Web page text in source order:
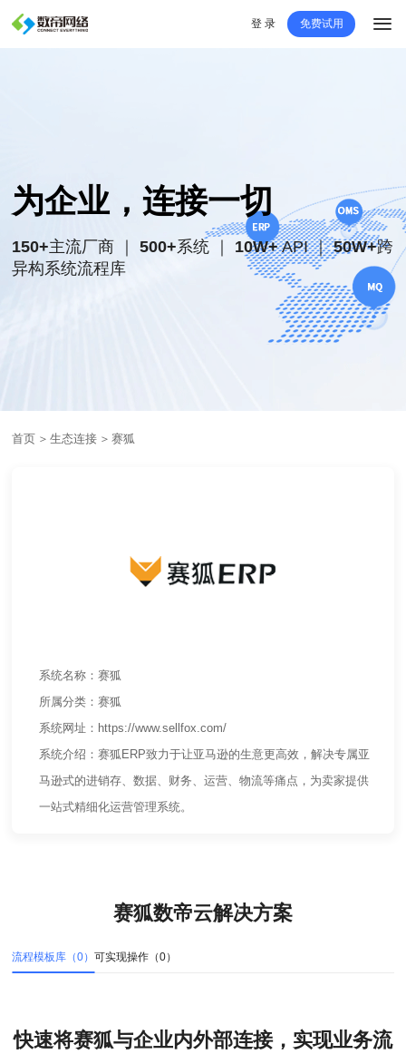
登 录 免费试用
为企业，连接一切
150+主流厂商 ｜500+系统 ｜ 10W+API ｜50W+跨
异构系统流程库
首页 ＞ 生态连接 ＞ 赛狐
系统名称：赛狐
所属分类：赛狐
系统网址：https://www.sellfox.com/
系统介绍：赛狐ERP致力于让亚马逊的生意更高效，解决专属亚
马逊式的进销存、数据、财务、运营、物流等痛点，为卖家提供
一站式精细化运营管理系统。
赛狐数帝云解决方案
流程模板库（0）可实现操作（0）
快速将赛狐与企业内外部连接，实现业务流